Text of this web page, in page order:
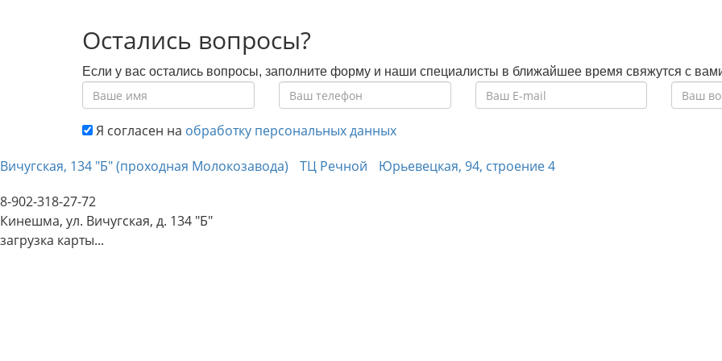
Остались вопросы?
Если у вас остались вопросы, заполните форму и наши специалисты в ближайшее время свяжутся с
Я согласен на обработку персональных данных
Вичугская, 134 "Б" (проходная Молокозавода)
ТЦ Речной
Юрьевецкая, 94, строение 4
8-902-318-27-72
Кинешма, ул. Вичугская, д. 134 "Б"
загрузка карты...